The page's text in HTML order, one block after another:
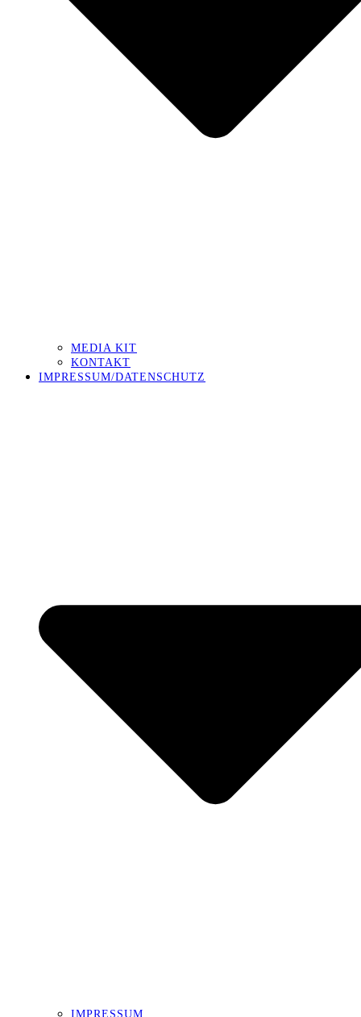
MEDIA KIT
KONTAKT
IMPRESSUM/DATENSCHUTZ
IMPRESSUM